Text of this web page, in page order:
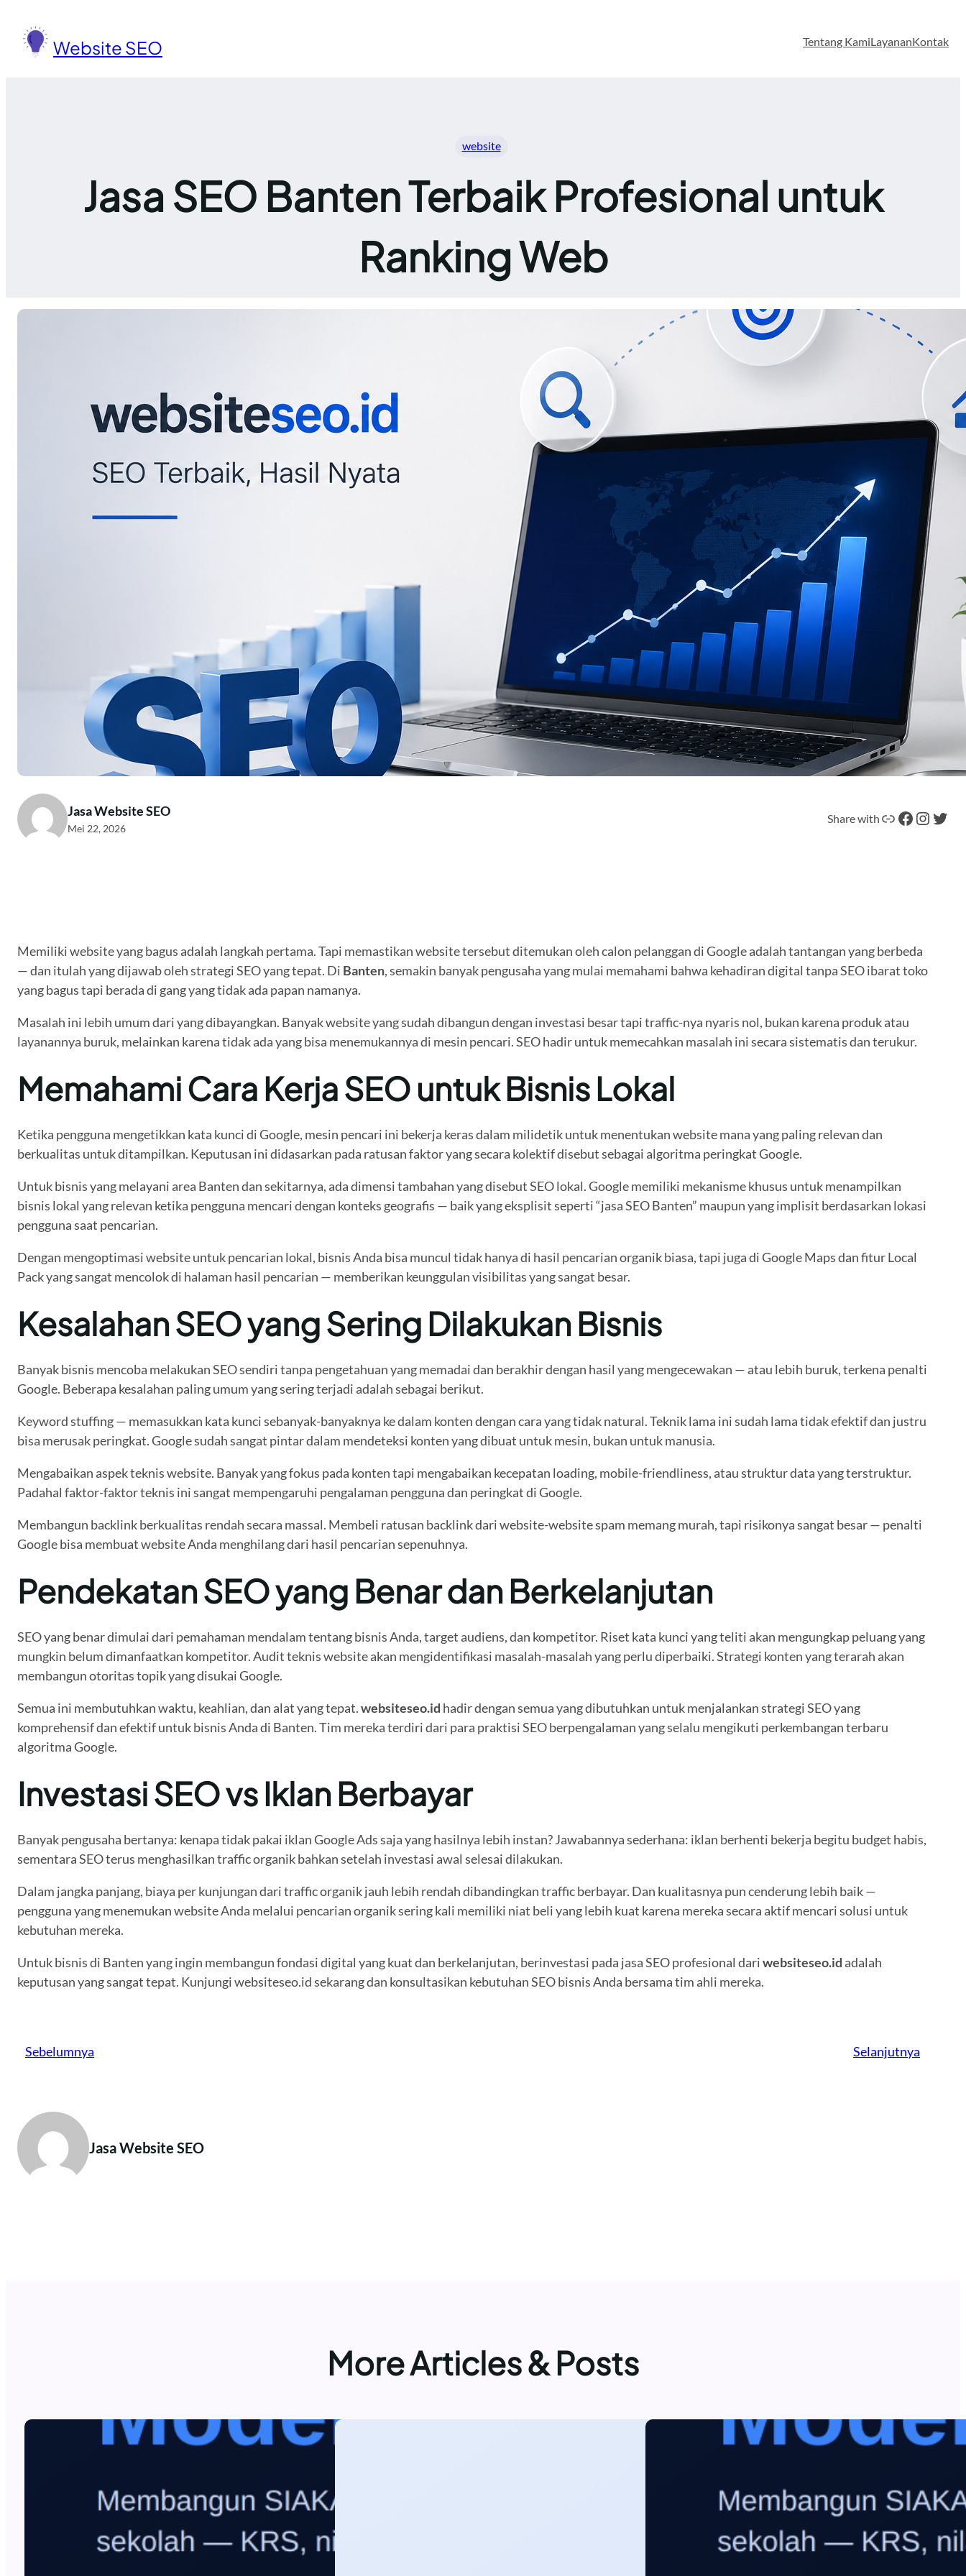
konten
Website SEO Tentang KamiLayananKontak
website
Jasa SEO Banten Terbaik Profesional untuk
Ranking Web
Jasa Website SEO
Mei 22, 2026
Share with Tautan Facebook Instagram Twitter
Memiliki website yang bagus adalah langkah pertama. Tapi memastikan website tersebut ditemukan oleh calon pelanggan di Google adalah tantangan yang berbeda
— dan itulah yang dijawab oleh strategi SEO yang tepat. Di Banten, semakin banyak pengusaha yang mulai memahami bahwa kehadiran digital tanpa SEO ibarat toko
yang bagus tapi berada di gang yang tidak ada papan namanya.
Masalah ini lebih umum dari yang dibayangkan. Banyak website yang sudah dibangun dengan investasi besar tapi traffic-nya nyaris nol, bukan karena produk atau
layanannya buruk, melainkan karena tidak ada yang bisa menemukannya di mesin pencari. SEO hadir untuk memecahkan masalah ini secara sistematis dan terukur.
Memahami Cara Kerja SEO untuk Bisnis Lokal
Ketika pengguna mengetikkan kata kunci di Google, mesin pencari ini bekerja keras dalam milidetik untuk menentukan website mana yang paling relevan dan
berkualitas untuk ditampilkan. Keputusan ini didasarkan pada ratusan faktor yang secara kolektif disebut sebagai algoritma peringkat Google.
Untuk bisnis yang melayani area Banten dan sekitarnya, ada dimensi tambahan yang disebut SEO lokal. Google memiliki mekanisme khusus untuk menampilkan
bisnis lokal yang relevan ketika pengguna mencari dengan konteks geografis — baik yang eksplisit seperti “jasa SEO Banten” maupun yang implisit berdasarkan lokasi
pengguna saat pencarian.
Dengan mengoptimasi website untuk pencarian lokal, bisnis Anda bisa muncul tidak hanya di hasil pencarian organik biasa, tapi juga di Google Maps dan fitur Local
Pack yang sangat mencolok di halaman hasil pencarian — memberikan keunggulan visibilitas yang sangat besar.
Kesalahan SEO yang Sering Dilakukan Bisnis
Banyak bisnis mencoba melakukan SEO sendiri tanpa pengetahuan yang memadai dan berakhir dengan hasil yang mengecewakan — atau lebih buruk, terkena penalti
Google. Beberapa kesalahan paling umum yang sering terjadi adalah sebagai berikut.
Keyword stuffing — memasukkan kata kunci sebanyak-banyaknya ke dalam konten dengan cara yang tidak natural. Teknik lama ini sudah lama tidak efektif dan justru
bisa merusak peringkat. Google sudah sangat pintar dalam mendeteksi konten yang dibuat untuk mesin, bukan untuk manusia.
Mengabaikan aspek teknis website. Banyak yang fokus pada konten tapi mengabaikan kecepatan loading, mobile-friendliness, atau struktur data yang terstruktur.
Padahal faktor-faktor teknis ini sangat mempengaruhi pengalaman pengguna dan peringkat di Google.
Membangun backlink berkualitas rendah secara massal. Membeli ratusan backlink dari website-website spam memang murah, tapi risikonya sangat besar — penalti
Google bisa membuat website Anda menghilang dari hasil pencarian sepenuhnya.
Pendekatan SEO yang Benar dan Berkelanjutan
SEO yang benar dimulai dari pemahaman mendalam tentang bisnis Anda, target audiens, dan kompetitor. Riset kata kunci yang teliti akan mengungkap peluang yang
mungkin belum dimanfaatkan kompetitor. Audit teknis website akan mengidentifikasi masalah-masalah yang perlu diperbaiki. Strategi konten yang terarah akan
membangun otoritas topik yang disukai Google.
Semua ini membutuhkan waktu, keahlian, dan alat yang tepat.websiteseo.id hadir dengan semua yang dibutuhkan untuk menjalankan strategi SEO yang
komprehensif dan efektif untuk bisnis Anda di Banten. Tim mereka terdiri dari para praktisi SEO berpengalaman yang selalu mengikuti perkembangan terbaru
algoritma Google.
Investasi SEO vs Iklan Berbayar
Banyak pengusaha bertanya: kenapa tidak pakai iklan Google Ads saja yang hasilnya lebih instan? Jawabannya sederhana: iklan berhenti bekerja begitu budget habis,
sementara SEO terus menghasilkan traffic organik bahkan setelah investasi awal selesai dilakukan.
Dalam jangka panjang, biaya per kunjungan dari traffic organik jauh lebih rendah dibandingkan traffic berbayar. Dan kualitasnya pun cenderung lebih baik —
pengguna yang menemukan website Anda melalui pencarian organik sering kali memiliki niat beli yang lebih kuat karena mereka secara aktif mencari solusi untuk
kebutuhan mereka.
Untuk bisnis di Banten yang ingin membangun fondasi digital yang kuat dan berkelanjutan, berinvestasi pada jasa SEO profesional dariwebsiteseo.id adalah
keputusan yang sangat tepat. Kunjungi websiteseo.id sekarang dan konsultasikan kebutuhan SEO bisnis Anda bersama tim ahli mereka.
Sebelumnya Selanjutnya
Jasa Website SEO
More Articles & Posts